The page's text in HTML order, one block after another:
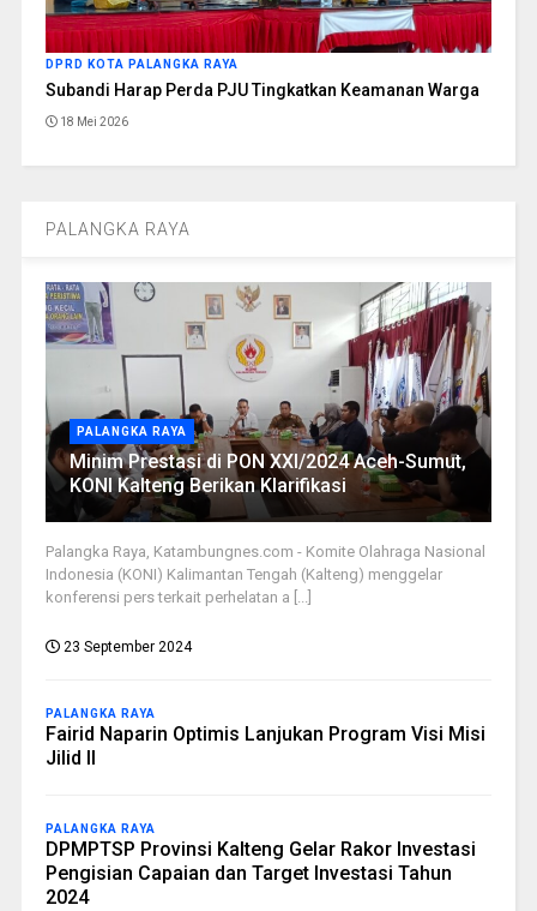
DPRD KOTA PALANGKA RAYA
Subandi Harap Perda PJU Tingkatkan Keamanan Warga
18 Mei 2026
PALANGKA RAYA
PALANGKA RAYA
Minim Prestasi di PON XXI/2024 Aceh-Sumut,
KONI Kalteng Berikan Klarifikasi
Palangka Raya, Katambungnes.com - Komite Olahraga Nasional
Indonesia (KONI) Kalimantan Tengah (Kalteng) menggelar
konferensi pers terkait perhelatan a [...]
23 September 2024
PALANGKA RAYA
Fairid Naparin Optimis Lanjukan Program Visi Misi
Jilid II
PALANGKA RAYA
DPMPTSP Provinsi Kalteng Gelar Rakor Investasi
Pengisian Capaian dan Target Investasi Tahun
2024